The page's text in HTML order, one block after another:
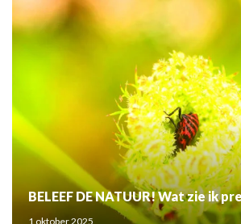
BELEEF DE NATUUR! Wat zie ik
1 oktober 2025